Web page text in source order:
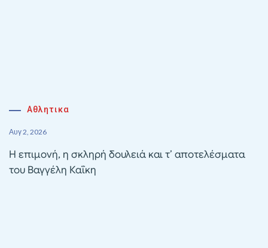
Αθλητικα
Αυγ 2, 2026
Η επιμονή, η σκληρή δουλειά και τ’ αποτελέσματα
του Βαγγέλη Καΐκη